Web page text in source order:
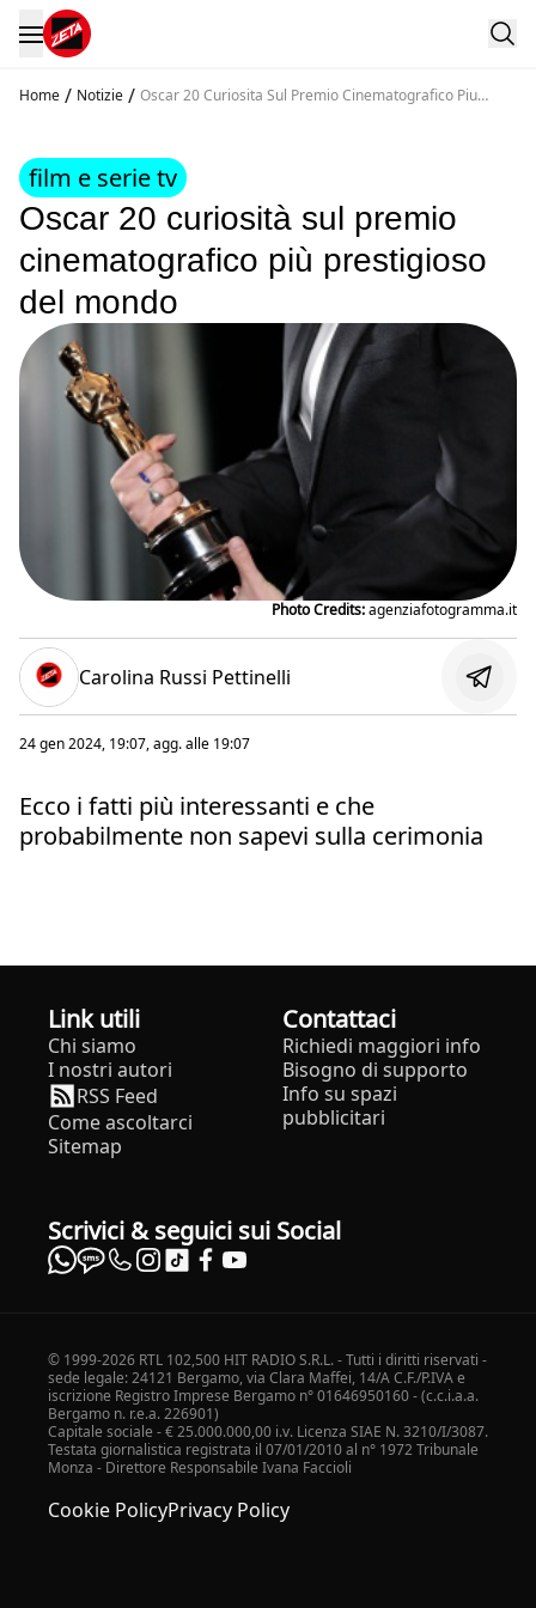
Home / Notizie / Oscar 20 Curiosita Sul Premio Cinematografico Piu
film e serie tv
Oscar 20 curiosità sul premio
cinematografico più prestigioso
del mondo
Photo Credits:agenziafotogramma.it
Carolina Russi Pettinelli
24 gen 2024, 19:07, agg. alle 19:07
Ecco i fatti più interessanti e che
probabilmente non sapevi sulla cerimonia
Link utili
Chi siamo
I nostri autori
RSS Feed
Come ascoltarci
Sitemap
Contattaci
Richiedi maggiori info
Bisogno di supporto
Info su spazi
pubblicitari
Scrivici & seguici sui Social
© 1999-2026 RTL 102,500 HIT RADIO S.R.L. - Tutti i diritti riservati -
sede legale: 24121 Bergamo, via Clara Maffei, 14/A C.F./P.IVA e
iscrizione Registro Imprese Bergamo n° 01646950160 - (c.c.i.a.a.
Bergamo n. r.e.a. 226901)
Capitale sociale - € 25.000.000,00 i.v. Licenza SIAE N. 3210/I/3087.
Testata giornalistica registrata il 07/01/2010 al n° 1972 Tribunale
Monza - Direttore Responsabile Ivana Faccioli
Cookie PolicyPrivacy Policy